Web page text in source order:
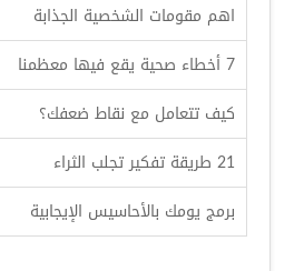
اهم مقومات الشخصية الجذابة
7 أخطاء صحية يقع فيها معظمنا
كيف تتعامل مع نقاط ضعفك؟
21 طريقة تفكير تجلب الثراء
برمج يومك بالأحاسيس الإيجابية